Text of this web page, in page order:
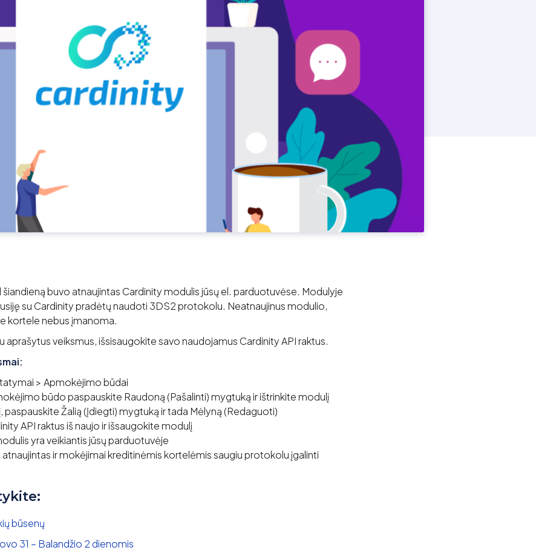
buvo atnaujintas Cardinity modulis jūsų el. parduotuvėse. Modulyje
su Cardinity pradėtų naudoti 3DS2 protokolu. Neatnaujinus modulio,
kortele nebus įmanoma.
aprašytus veiksmus, išsisaugokite savo naudojamus Cardinity API raktus.
> Apmokėjimo būdai
būdo paspauskite Raudoną (Pašalinti) mygtuką ir ištrinkite modulį
paspauskite Žalią (Įdiegti) mygtuką ir tada Mėlyną (Redaguoti)
API raktus iš naujo ir išsaugokite modulį
yra veikiantis jūsų parduotuvėje
atnaujintas ir mokėjimai kreditinėmis kortelėmis saugiu protokolu įgalinti
būsenų
31 – Balandžio 2 dienomis